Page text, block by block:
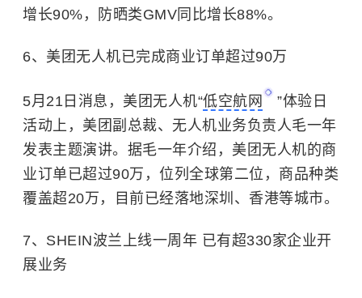
增长90%，防晒类GMV同比增长88%。
6、美团无人机已完成商业订单超过90万
5月21日消息，美团无人机“低空航网
”体验日
活动上，美团副总裁、无人机业务负责人毛一年
发表主题演讲。据毛一年介绍，美团无人机的商
业订单已超过90万，位列全球第二位，商品种类
覆盖超20万，目前已经落地深圳、香港等城市。
7、SHEIN波兰上线一周年 已有超330家企业开
展业务